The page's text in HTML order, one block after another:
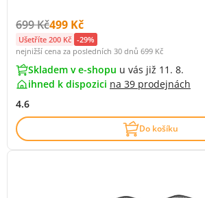
Původní cena s DPH:
699 KčCena s DPH:
499 Kč
Ušetříte 200 Kč -29%
nejnižší cena za posledních 30 dnů 699 Kč
Skladem v e-shopu u vás již 11. 8.
ihned k dispozici na 39 prodejnách
4.6
Do košíku